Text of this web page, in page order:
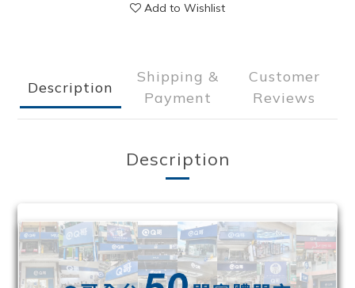
Add to Wishlist
Description
Shipping &
Payment
Customer
Reviews
Description